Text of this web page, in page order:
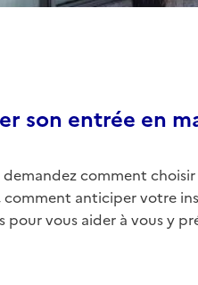
son entrée en
demandez comment
comment anticiper votre
pour vous aider à vous y